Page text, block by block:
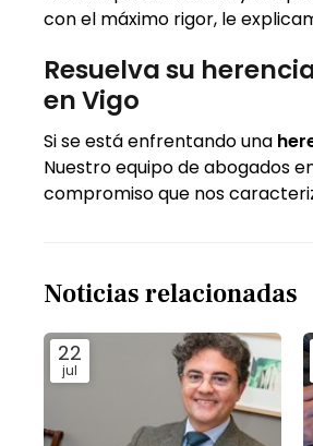
con el máximo rigor, le
Resuelva su
en Vigo
Si se está enfrentando una
Nuestro equipo de abogados
compromiso que nos
Noticias relacionadas
22
jul